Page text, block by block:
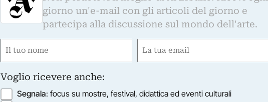
giorno un'e-mail con gli articoli del giorno e
partecipa alla discussione sul mondo dell'arte.
Nome
Email
Voglio ricevere anche:
Segnala: focus su mostre, festival, didattica ed eventi culturali